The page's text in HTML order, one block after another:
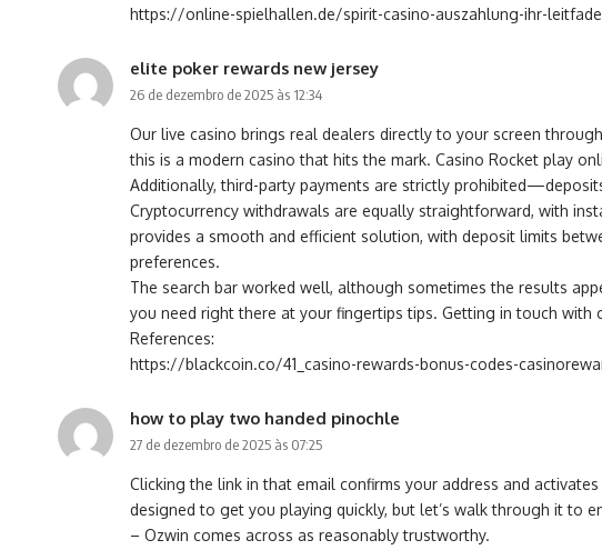
https://online-spielhallen.de/spirit-casino-auszahlung-ihr-
elite poker rewards new jersey
26 de dezembro de 2025 às 12:34
Our live casino brings real dealers directly to your screen
this is a modern casino that hits the mark. Casino Rocket play
Additionally, third-party payments are strictly
Cryptocurrency withdrawals are equally straightforward, with
provides a smooth and efficient solution, with deposit limits
preferences.
The search bar worked well, although sometimes the results
you need right there at your fingertips tips. Getting in touch
References:
https://blackcoin.co/41_casino-rewards-bonus-codes-
how to play two handed pinochle
27 de dezembro de 2025 às 07:25
Clicking the link in that email confirms your address and
designed to get you playing quickly, but let’s walk through it to
– Ozwin comes across as reasonably trustworthy.